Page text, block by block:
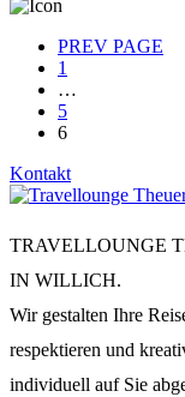
PREV PAGE
1
…
5
6
Kontakt
TRAVELLOUNGE
IN WILLICH.
Wir gestalten Ihre
respektieren und
individuell auf Sie